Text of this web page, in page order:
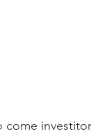
come